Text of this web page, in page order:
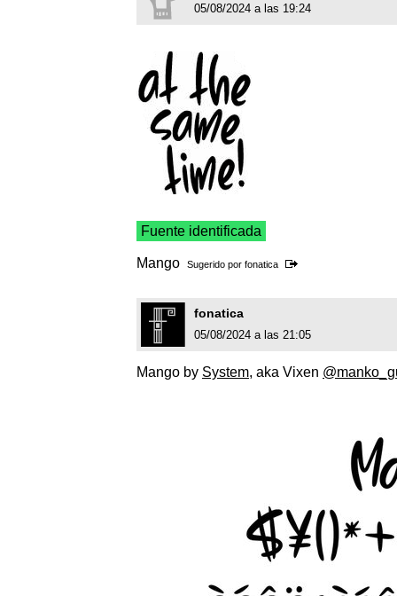
05/08/2024 a las 19:24
Fuente identificada
Mango Sugerido por fonatica
fonatica
05/08/2024 a las 21:05
Mango by System, aka Vixen